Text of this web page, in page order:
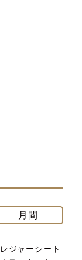
月間
ジャーシート